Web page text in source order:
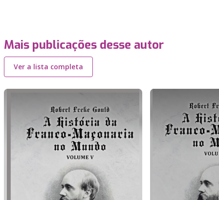
Mais publicações desse autor
Ver a lista completa